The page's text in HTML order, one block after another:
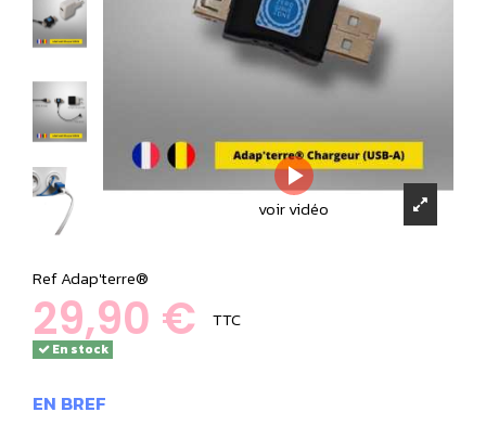
voir vidéo
RefAdap'terre®
29,90 € TTC
En stock
EN BREF